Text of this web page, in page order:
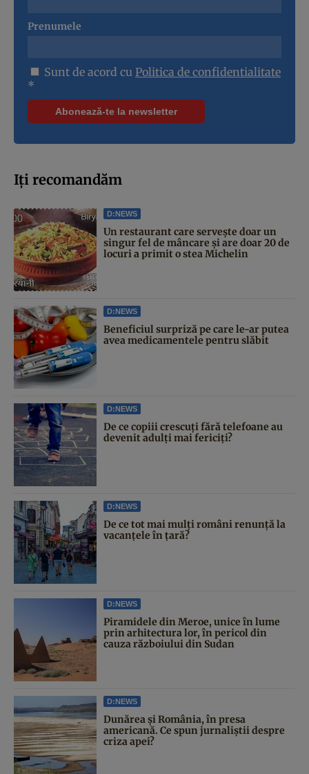
Prenumele
Sunt de acord cu Politica de confidentialitate
*
Iți recomandăm
D:NEWS
Un restaurant care servește doar un
singur fel de mâncare și are doar 20 de
locuri a primit o stea Michelin
D:NEWS
Beneficiul surpriză pe care le-ar putea
avea medicamentele pentru slăbit
D:NEWS
De ce copiii crescuți fără telefoane au
devenit adulți mai fericiți?
D:NEWS
De ce tot mai mulți români renunță la
vacanțele în țară?
D:NEWS
Piramidele din Meroe, unice în lume
prin arhitectura lor, în pericol din
cauza războiului din Sudan
D:NEWS
Dunărea și România, în presa
americană. Ce spun jurnaliștii despre
criza apei?